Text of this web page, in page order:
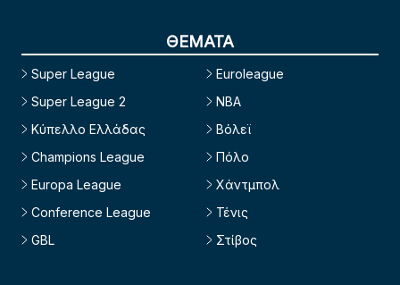
ΘΕΜΑΤΑ
Super League
Super League 2
Κύπελλο Ελλάδας
Champions League
Europa League
Conference League
GBL
Euroleague
NBA
Βόλεϊ
Πόλο
Χάντμπολ
Τένις
Στίβος